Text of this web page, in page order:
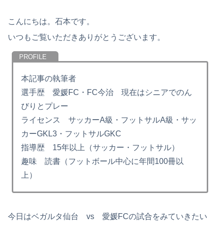
こんにちは。石本です。
いつもご覧いただきありがとうございます。
本記事の執筆者
選手歴 愛媛FC・FC今治 現在はシニアでのん
びりとプレー
ライセンス サッカーA級・フットサルA級・サッ
カーGKL3・フットサルGKC
指導歴 15年以上（サッカー・フットサル）
趣味 読書（フットボール中心に年間100冊以
上）
今日はベガルタ仙台 vs 愛媛FCの試合をみていきたい